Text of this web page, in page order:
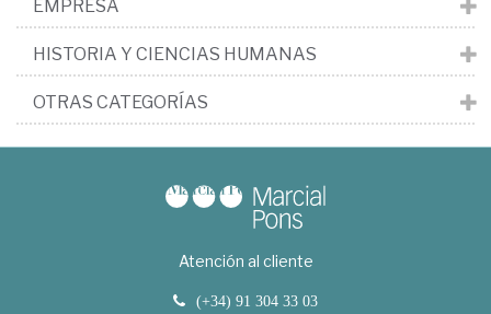
EMPRESA
HISTORIA Y CIENCIAS HUMANAS
OTRAS CATEGORÍAS
Atención al cliente
(+34) 91 304 33 03